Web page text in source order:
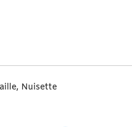
, Nuisette